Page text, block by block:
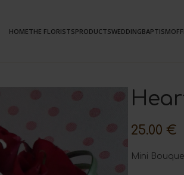
HOMETHE FLORISTSPRODUCTSWEDDINGBAPTISM
25.00 €
Mini